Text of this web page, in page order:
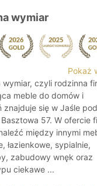
wymiar
Pokaż
wymiar, czyli rodzinna
meble do domów i
znajduje się w Jaśle pod
57. W ofercie
między innymi
łazienkowe, sypialnie,
zabudowy wnęk oraz
ciekawe ...